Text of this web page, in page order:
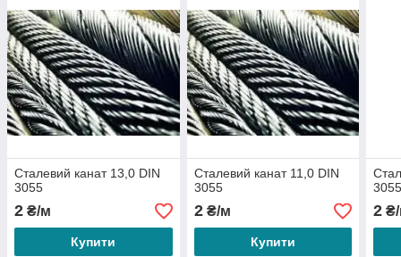
Сталевий канат 13,0 DIN
3055
2 ₴/м
Купити
Сталевий канат 11,0 DIN
3055
2₴/м
Купити
2